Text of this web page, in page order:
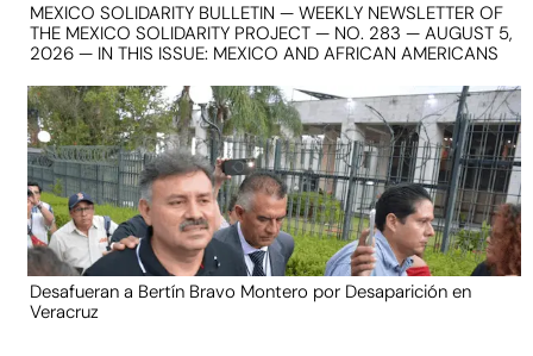
MEXICO SOLIDARITY BULLETIN — WEEKLY NEWSLETTER OF
THE MEXICO SOLIDARITY PROJECT — NO. 283 — AUGUST 5,
2026 — IN THIS ISSUE: MEXICO AND AFRICAN AMERICANS
Desafueran a Bertín Bravo Montero por Desaparición en
Veracruz